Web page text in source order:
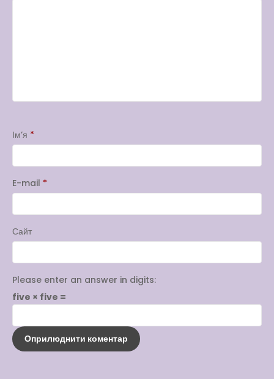
Ім’я *
E-mail *
Сайт
Please enter an answer in digits:
five × five =